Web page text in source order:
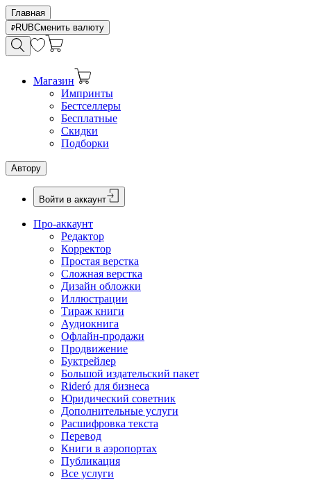
Главная
RUBСменить валюту
Магазин
Импринты
Бестселлеры
Бесплатные
Скидки
Подборки
Автору
Войти в аккаунт
Про-аккаунт
Редактор
Корректор
Простая верстка
Сложная верстка
Дизайн обложки
Иллюстрации
Тираж книги
Аудиокнига
Офлайн-продажи
Продвижение
Буктрейлер
Большой издательский пакет
Rideró для бизнеса
Юридический советник
Дополнительные услуги
Расшифровка текста
Перевод
Книги в аэропортах
Публикация
Все услуги